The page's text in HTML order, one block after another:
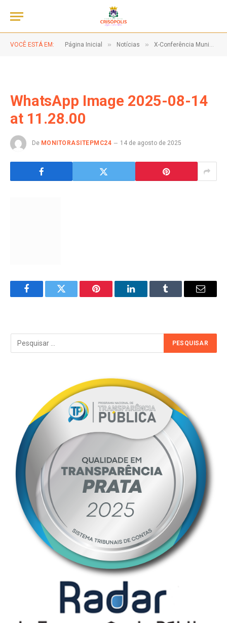
VOCÊ ESTÁ EM: Página Inicial » Notícias » X-Conferência Municipal de Saúde em Crisópolis-BA,19 de Agosto!
WhatsApp Image 2025-08-14
at 11.28.00
De MONITORASITEPMC24 14 de agosto de 2025
FacebookTwitter Pinterest LinkedInTumblr Email